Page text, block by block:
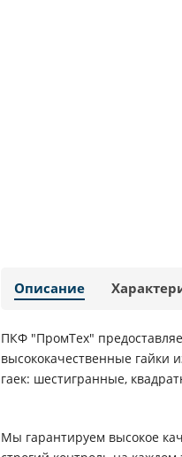
Описание
ПКФ "ПромТех"
высококачественные
гаек: шестигранные,
Мы гарантируем высокое